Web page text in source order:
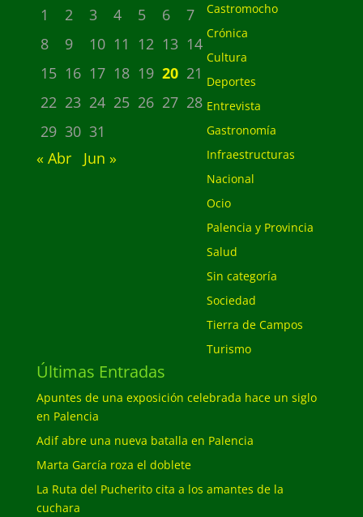
1
2 3 4 5 6
7
8
9 10 11 12 13 14
15 16 17 18 19 20 21
22 23 24 25 26 27 28
29 30 31
« Abr
Jun »
Castromocho
Crónica
Cultura
Deportes
Entrevista
Gastronomía
Infraestructuras
Nacional
Ocio
Palencia y Provincia
Salud
Sin categoría
Sociedad
Tierra de Campos
Turismo
Últimas Entradas
Apuntes de una exposición celebrada hace un siglo
en Palencia
Adif abre una nueva batalla en Palencia
Marta García roza el doblete
La Ruta del Pucherito cita a los amantes de la
cuchara